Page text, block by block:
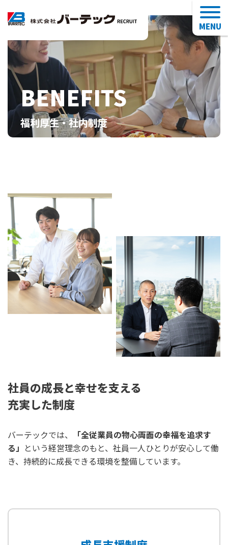
トップメッセージ
バーテックについて
オフィス紹介・現場
営業部 FSチーム
営業部 ISチーム
バーテックに向いてる人
BENEFITS
福利厚生・社内制度
社員の成長と幸せを支える
充実した制度
バーテックでは、
「全従業員の物心両面の幸福を追求す
る」 という経営理念のもと、社員一人ひとりが安心して働
き、持続的に成長できる環境を整備しています。